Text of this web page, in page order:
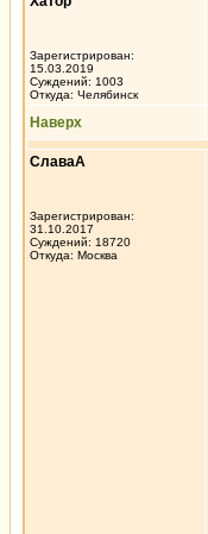
Зарегистрирован:
15.03.2019
Суждений: 1003
Откуда: Челябинск
Наверх
СлаваА
Зарегистрирован:
31.10.2017
Суждений: 18720
Откуда: Москва